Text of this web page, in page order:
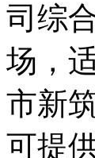
司综
场，
市新
可提